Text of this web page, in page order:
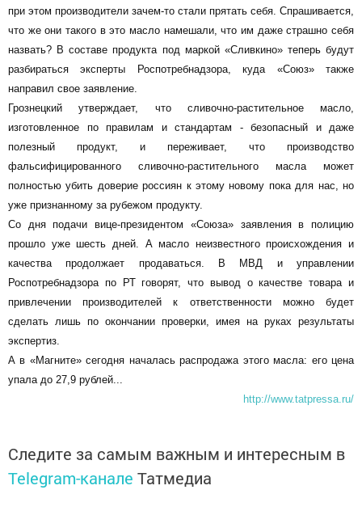
при этом производители зачем-то стали прятать себя. Спрашивается,
что же они такого в это масло намешали, что им даже страшно себя
назвать? В составе продукта под маркой «Сливкино» теперь будут
разбираться эксперты Роспотребнадзора, куда «Союз» также
направил свое заявление.
Грознецкий утверждает, что сливочно-растительное масло,
изготовленное по правилам и стандартам - безопасный и даже
полезный продукт, и переживает, что производство
фальсифицированного сливочно-растительного масла может
полностью убить доверие россиян к этому новому пока для нас, но
уже признанному за рубежом продукту.
Со дня подачи вице-президентом «Союза» заявления в полицию
прошло уже шесть дней. А масло неизвестного происхождения и
качества продолжает продаваться. В МВД и управлении
Роспотребнадзора по РТ говорят, что вывод о качестве товара и
привлечении производителей к ответственности можно будет
сделать лишь по окончании проверки, имея на руках результаты
экспертиз.
А в «Магните» сегодня началась распродажа этого масла: его цена
упала до 27,9 рублей...
http://www.tatpressa.ru/
Следите за самым важным и интересным в
Telegram-канале Татмедиа